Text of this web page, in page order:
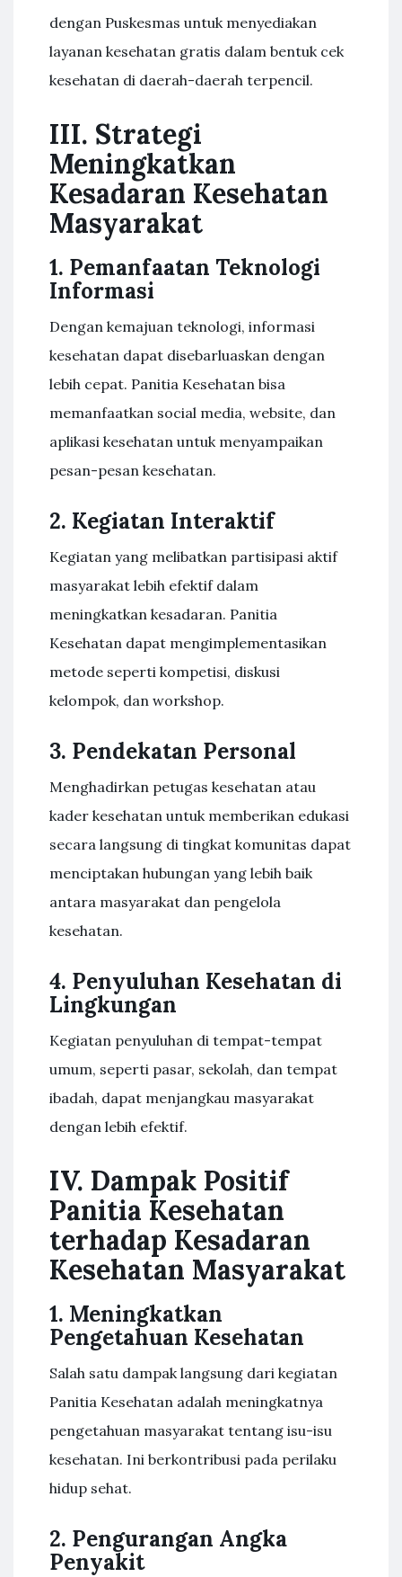
dengan Puskesmas untuk menyediakan
layanan kesehatan gratis dalam bentuk cek
kesehatan di daerah-daerah terpencil.
III. Strategi
Meningkatkan
Kesadaran Kesehatan
Masyarakat
1. Pemanfaatan Teknologi
Informasi
Dengan kemajuan teknologi, informasi
kesehatan dapat disebarluaskan dengan
lebih cepat. Panitia Kesehatan bisa
memanfaatkan social media, website, dan
aplikasi kesehatan untuk menyampaikan
pesan-pesan kesehatan.
2. Kegiatan Interaktif
Kegiatan yang melibatkan partisipasi aktif
masyarakat lebih efektif dalam
meningkatkan kesadaran. Panitia
Kesehatan dapat mengimplementasikan
metode seperti kompetisi, diskusi
kelompok, dan workshop.
3. Pendekatan Personal
Menghadirkan petugas kesehatan atau
kader kesehatan untuk memberikan edukasi
secara langsung di tingkat komunitas dapat
menciptakan hubungan yang lebih baik
antara masyarakat dan pengelola
kesehatan.
4. Penyuluhan Kesehatan di
Lingkungan
Kegiatan penyuluhan di tempat-tempat
umum, seperti pasar, sekolah, dan tempat
ibadah, dapat menjangkau masyarakat
dengan lebih efektif.
IV. Dampak Positif
Panitia Kesehatan
terhadap Kesadaran
Kesehatan Masyarakat
1. Meningkatkan
Pengetahuan Kesehatan
Salah satu dampak langsung dari kegiatan
Panitia Kesehatan adalah meningkatnya
pengetahuan masyarakat tentang isu-isu
kesehatan. Ini berkontribusi pada perilaku
hidup sehat.
2. Pengurangan Angka
Penyakit